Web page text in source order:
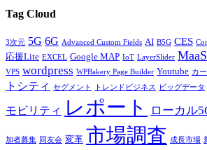
Tag Cloud
3次元 5G 6G Advanced Custom Fields AI B5G CES
応援Lite EXCEL Google MAP IoT LayerSlider MaaS
VPS wordpress WPBakery Page Builder Youtube カ
トシティ
セグメント トレンドビジネス ビッグデータ
モビリティ レポート ローカル
加者募集 同友会 変革 市場調査 成長市場